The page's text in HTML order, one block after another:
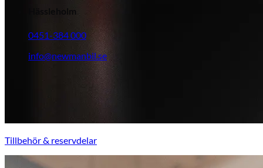
Tillbehör & reservdelar
Hässleholm
0451-384 000
info@newmanbil.se